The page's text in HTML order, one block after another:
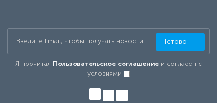
Я прочитал Пользовательское соглашениеи согласен с
условиями
Готово